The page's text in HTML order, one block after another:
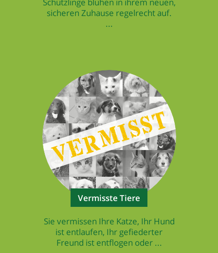
sicheren Zuhause regelrecht auf.
...
Vermisste Tiere
Sie vermissen Ihre Katze, Ihr Hund
ist entlaufen, Ihr gefiederter
Freund ist entflogen oder ...